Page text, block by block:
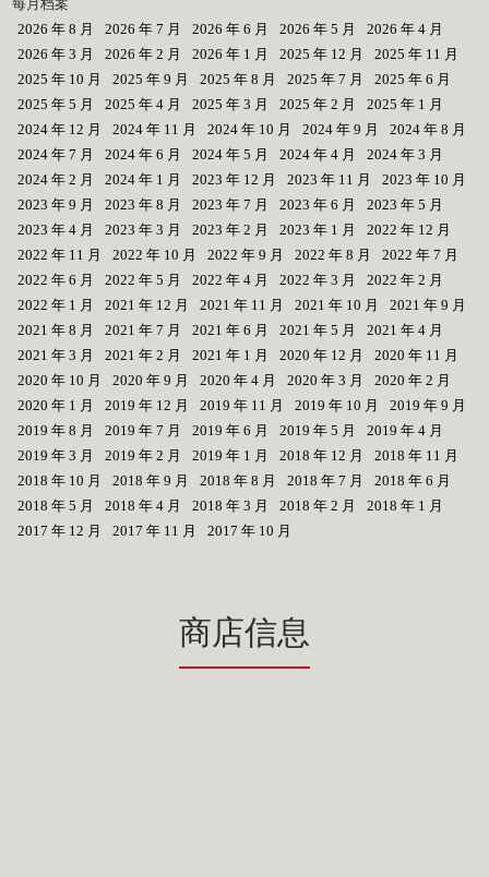
每月档案
2026 年 8 月
2026 年 7 月 2026 年 6 月 2026 年 5 月
2026 年 4 月
2026 年 3 月
2026 年 2 月 2026 年 1 月 2025 年 12 月
2025 年 11 月
2025 年 10 月
2025 年 9 月 2025 年 8 月 2025 年 7 月
2025 年 6 月
2025 年 5 月
2025 年 4 月 2025 年 3 月 2025 年 2 月
2025 年 1 月
2024 年 12 月
2024 年 11 月 2024 年 10 月 2024 年 9 月
2024 年 8 月
2024 年 7 月
2024 年 6 月 2024 年 5 月 2024 年 4 月
2024 年 3 月
2024 年 2 月
2024 年 1 月 2023 年 12 月 2023 年 11 月
2023 年 10 月
2023 年 9 月
2023 年 8 月 2023 年 7 月 2023 年 6 月
2023 年 5 月
2023 年 4 月
2023 年 3 月 2023 年 2 月 2023 年 1 月
2022 年 12 月
2022 年 11 月
2022 年 10 月 2022 年 9 月 2022 年 8 月
2022 年 7 月
2022 年 6 月
2022 年 5 月 2022 年 4 月 2022 年 3 月
2022 年 2 月
2022 年 1 月
2021 年 12 月 2021 年 11 月 2021 年 10 月
2021 年 9 月
2021 年 8 月
2021 年 7 月 2021 年 6 月 2021 年 5 月
2021 年 4 月
2021 年 3 月
2021 年 2 月 2021 年 1 月 2020 年 12 月
2020 年 11 月
2020 年 10 月
2020 年 9 月 2020 年 4 月 2020 年 3 月
2020 年 2 月
2020 年 1 月
2019 年 12 月 2019 年 11 月 2019 年 10 月
2019 年 9 月
2019 年 8 月
2019 年 7 月 2019 年 6 月 2019 年 5 月
2019 年 4 月
2019 年 3 月
2019 年 2 月 2019 年 1 月 2018 年 12 月
2018 年 11 月
2018 年 10 月
2018 年 9 月 2018 年 8 月 2018 年 7 月
2018 年 6 月
2018 年 5 月
2018 年 4 月 2018 年 3 月 2018 年 2 月
2018 年 1 月
2017 年 12 月
2017 年 11 月 2017 年 10 月
商店信息